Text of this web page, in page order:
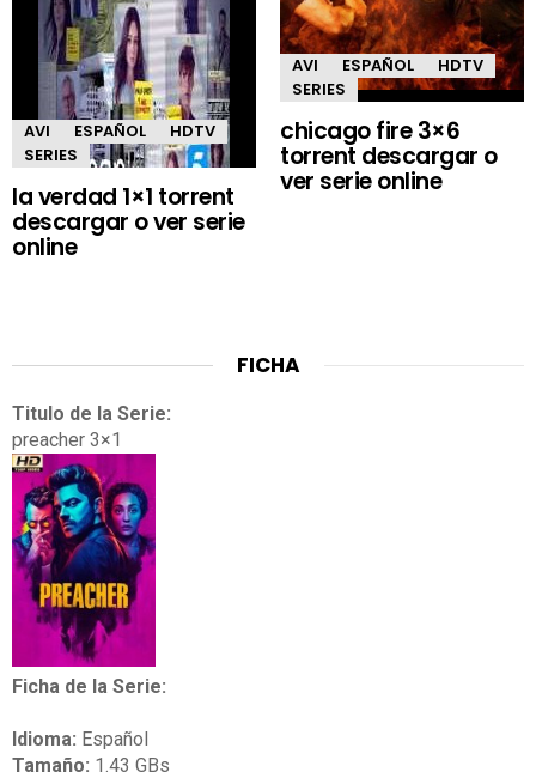
AVI ESPAÑOL
HDTV
SERIES
la verdad 1×1 torrent
descargar o ver serie
online
AVI ESPAÑOL
HDTV
SERIES
chicago fire 3×6
torrent descargar o
ver serie online
FICHA
Titulo de la Serie:
preacher 3×1
Ficha de la Serie:
Idioma: Español
Tamaño: 1.43 GBs